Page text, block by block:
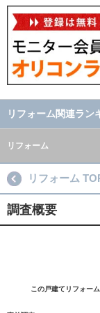
リフォーム関連ラン
リフォーム
リフォーム
調査概要
この戸建てリフォー